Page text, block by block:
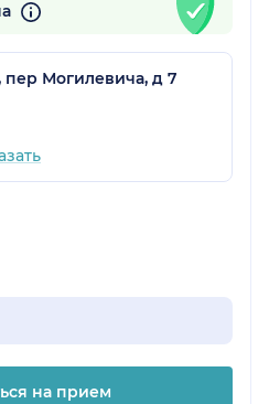
Могилевича, д 7
на прием